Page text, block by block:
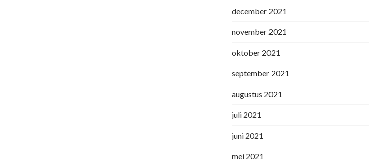
december 2021
november 2021
oktober 2021
september 2021
augustus 2021
juli 2021
juni 2021
mei 2021